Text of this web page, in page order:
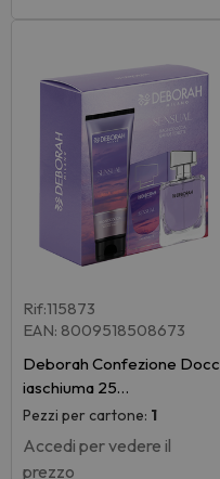
Rif:115873
EAN: 8009518508673
Deborah Confezione Docc
iaschiuma 25…
Pezzi per cartone: 1
Accedi per vedere il
prezzo